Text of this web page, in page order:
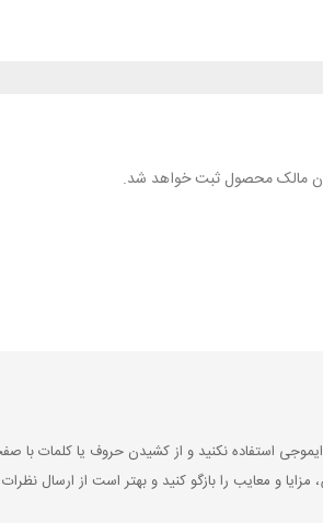
مالک محصول ثبت خواهد شد.
و معایب را بازگو کنید و بهتر است از ارسال